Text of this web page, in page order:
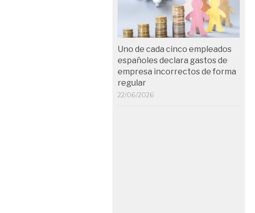
Uno de cada cinco empleados
españoles declara gastos de
empresa incorrectos de forma
regular
22/06/2026